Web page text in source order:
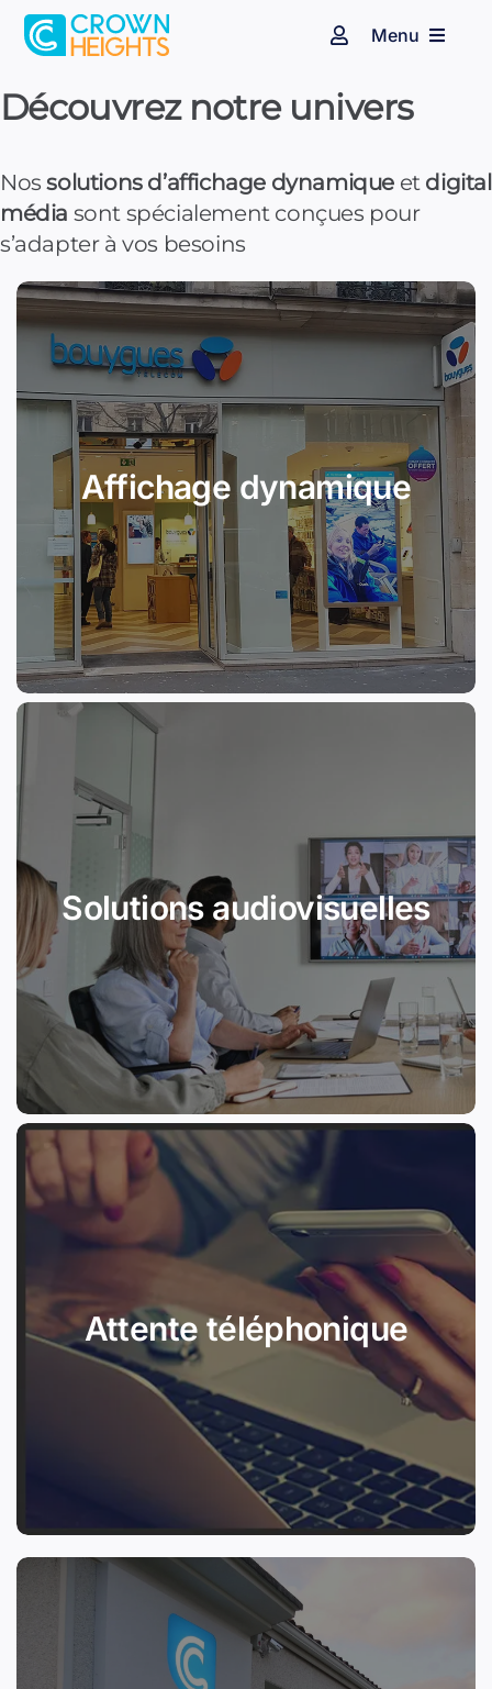
Passer
Navigation
bascule
Espace client
Audiovisuel
Menu
Affichage dynamique
Identité sonore
Secteurs d’activité
Nos clients
Contact
Découvrez notre univers
Nossolutions d’affichage dynamique et digital
média sont spécialement conçues pour
s’adapter à vos besoins
Affichage dynamique
Solutions audiovisuelles
Attente téléphonique